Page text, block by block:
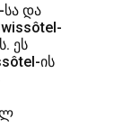
და
ეს
ის